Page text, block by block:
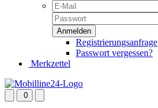
Registrierungsanfrage
Passwort vergessen?
Merkzettel
0